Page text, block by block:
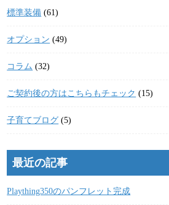
標準装備 (61)
オプション (49)
コラム (32)
ご契約後の方はこちらもチェック (15)
子育てブログ (5)
最近の記事
Plaything350のパンフレット完成